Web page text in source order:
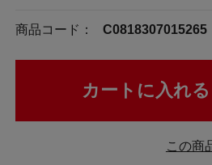
商品コード： C0818307015265
この商